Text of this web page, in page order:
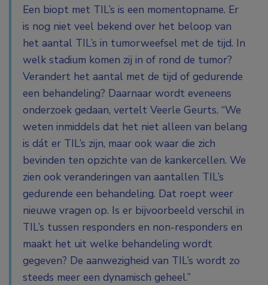
Een biopt met TIL’s is een momentopname. Er
is nog niet veel bekend over het beloop van
het aantal TIL’s in tumorweefsel met de tijd. In
welk stadium komen zij in of rond de tumor?
Verandert het aantal met de tijd of gedurende
een behandeling? Daarnaar wordt eveneens
onderzoek gedaan, vertelt Veerle Geurts. “We
weten inmiddels dat het niet alleen van belang
is dát er TIL’s zijn, maar ook waar die zich
bevinden ten opzichte van de kankercellen. We
zien ook veranderingen van aantallen TIL’s
gedurende een behandeling. Dat roept weer
nieuwe vragen op. Is er bijvoorbeeld verschil in
TIL’s tussen responders en non-responders en
maakt het uit welke behandeling wordt
gegeven? De aanwezigheid van TIL’s wordt zo
steeds meer een dynamisch geheel.”